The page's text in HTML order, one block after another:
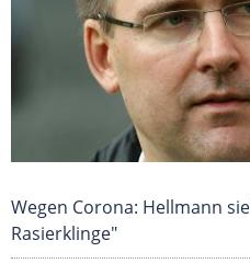
Wegen Corona: Hellmann
Rasierklinge"